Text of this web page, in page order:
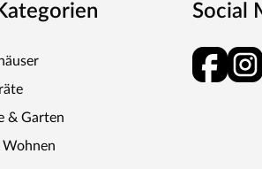
& Garten
Wohnen
Social